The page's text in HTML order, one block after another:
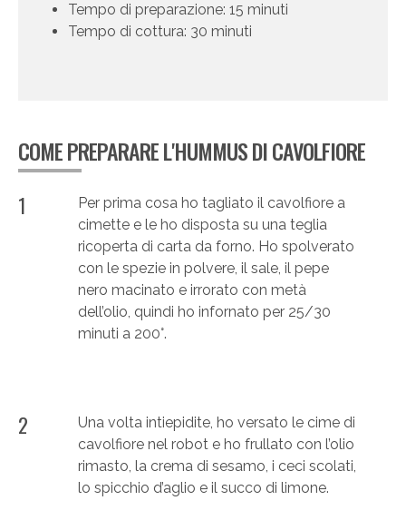
Tempo di preparazione: 15 minuti
Tempo di cottura: 30 minuti
COME PREPARARE L'HUMMUS DI CAVOLFIORE
1
Per prima cosa ho tagliato il cavolfiore a
cimette e le ho disposta su una teglia
ricoperta di carta da forno. Ho spolverato
con le spezie in polvere, il sale, il pepe
nero macinato e irrorato con metà
dell’olio, quindi ho infornato per 25/30
minuti a 200°.
2
Una volta intiepidite, ho versato le cime di
cavolfiore nel robot e ho frullato con l’olio
rimasto, la crema di sesamo, i ceci scolati,
lo spicchio d’aglio e il succo di limone.